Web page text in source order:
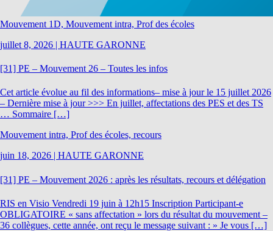
Mouvement 1D, Mouvement intra, Prof des écoles
juillet 8, 2026 | HAUTE GARONNE
[31] PE – Mouvement 26 – Toutes les infos
Cet article évolue au fil des informations– mise à jour le 15 juillet 2026
– Dernière mise à jour >>> En juillet, affectations des PES et des TS
… Sommaire […]
Mouvement intra, Prof des écoles, recours
juin 18, 2026 | HAUTE GARONNE
[31] PE – Mouvement 2026 : après les résultats, recours et délégation
RIS en Visio Vendredi 19 juin à 12h15 Inscription Participant-e
OBLIGATOIRE « sans affectation » lors du résultat du mouvement –
36 collègues, cette année, ont reçu le message suivant : » Je vous […]